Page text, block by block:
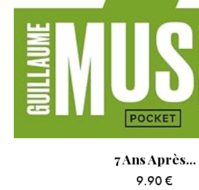
7 Ans Après…
9.90 €